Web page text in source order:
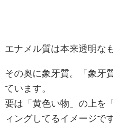
エナメル質は本来透明な
その奥に象牙質。「象牙
ています。
要は「黄色い物」の上を
ィングしてるイメージです